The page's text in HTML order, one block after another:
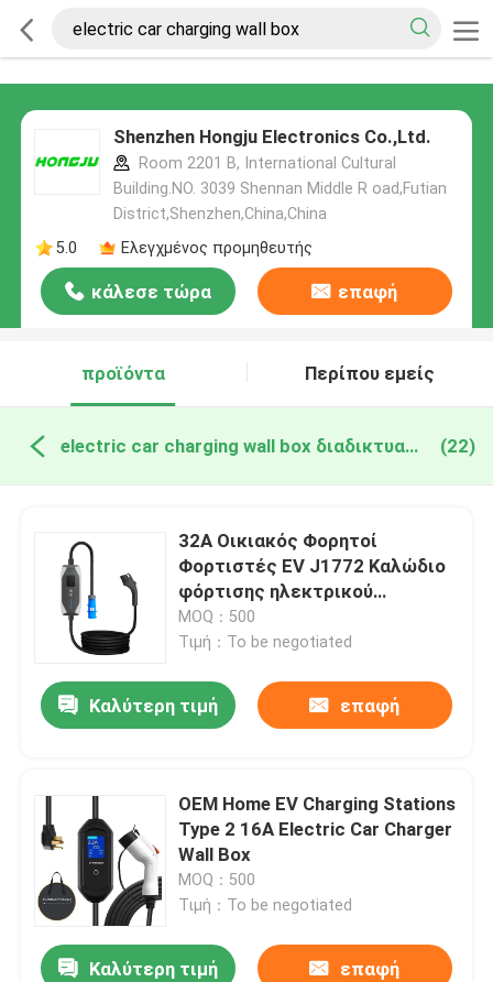
Shenzhen Hongju Electronics Co.,Ltd.
Room 2201 B, International Cultural
Building.NO. 3039 Shennan Middle R oad,Futian
District,Shenzhen,China,China
5.0
Ελεγχμένος προμηθευτής
κάλεσε τώρα επαφή
προϊόντα Περίπου εμείς
electric car charging wall box διαδικτυακή κατασκευή (22)
32A Οικιακός Φορητοί
Φορτιστές EV J1772 Καλώδιο
φόρτισης ηλεκτρικού
αυτοκινήτου
MOQ：500
Τιμή：To be negotiated
Καλύτερη τιμή επαφή
OEM Home EV Charging Stations
Type 2 16A Electric Car Charger
Wall Box
MOQ：500
Τιμή：To be negotiated
Καλύτερη τιμή επαφή